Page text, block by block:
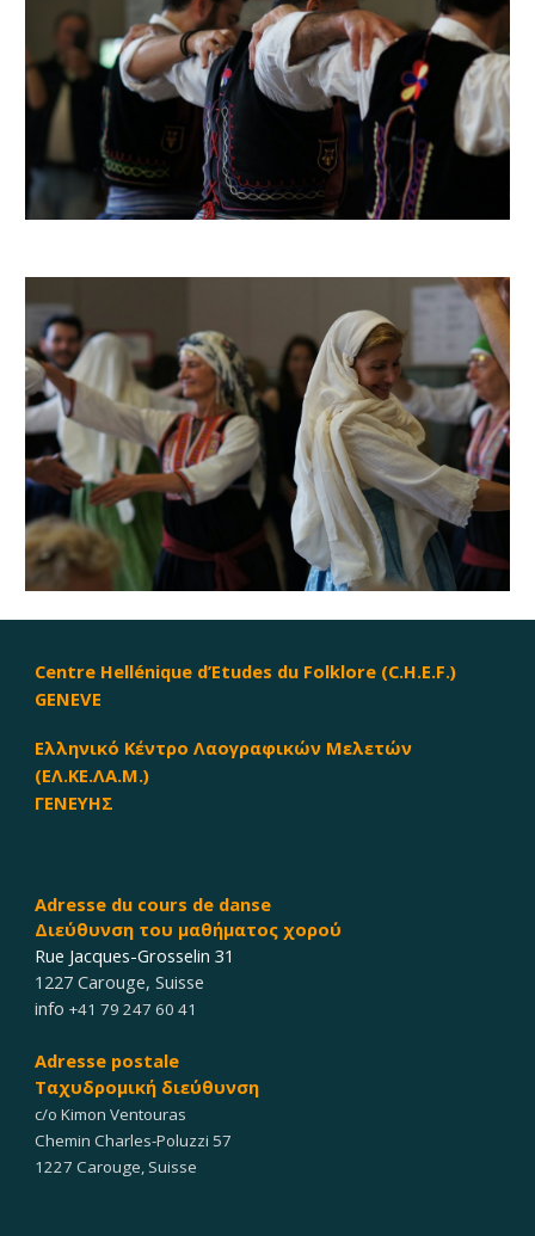
Centre Hellénique d’Etudes du Folklore (C.H.E.F.)
GENEVE
Ελληνικό Κέντρο Λαογραφικών Μελετών
(ΕΛ.ΚΕ.ΛΑ.Μ.)
ΓΕΝΕΥΗΣ
Adresse du cours de danse
Διεύθυνση του μαθήματος χορού
Rue Jacques-Grosselin 31
1227 Carouge, Suisse
info+41 79 247 60 41
Adresse postale
Ταχυδρομική διεύθυνση
c/o Kimon Ventouras
Chemin Charles-Poluzzi 57
1227 Carouge, Suisse